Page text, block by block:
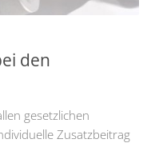
den
gesetzlichen
Zusatzbeitrag